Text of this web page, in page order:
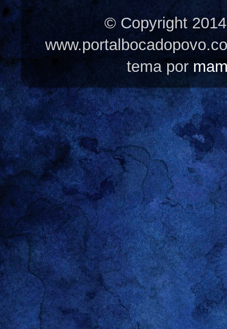
© Copyright
tema por